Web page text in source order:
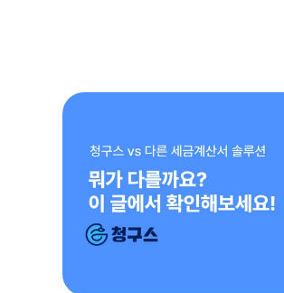
고객 사례
고객 사례
서비스 소개서
서비스 소개서
블로그
가격 안내